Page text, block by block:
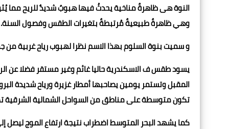
النوة هى ظاهرةٌ مناخية يحدثُ فيها هبوبٌ شديدٌ للريح مما
وهي ظاهرةٌ طبيعيةٌ مُرتبطةٌ بتغيرات الطقس وفصول السنة.
و سميت بنوة السلوم بهذا الاسم نظرا لهبوب رياح غربية من
المقبل وتستمر يومين يصاحبها أمطار غزيرة ورياح شديدة
تكون متوسطة على مناطق من السواحل الشمالية الشرقية